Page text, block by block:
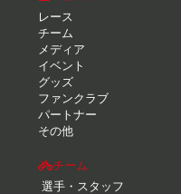
レース
チーム
メディア
イベント
グッズ
ファンクラブ
パートナー
その他
チーム
選手・スタッフ